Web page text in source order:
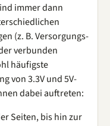
immer dann
(z. B. Versorgungs-
verbunden
häufigste
von 3.3V und 5V-
dabei auftreten:
Seiten, bis hin zur